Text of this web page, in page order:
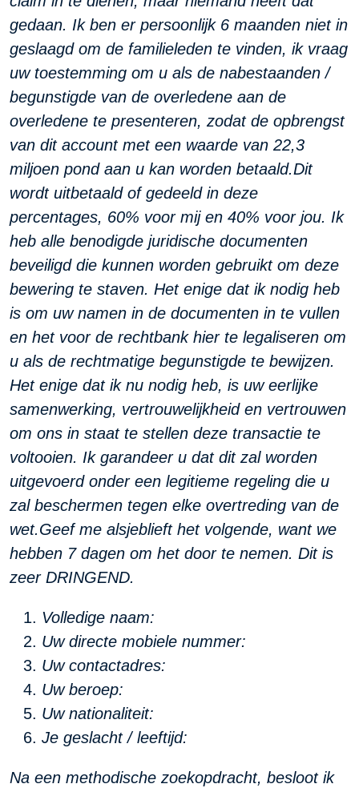
gedaan. Ik ben er persoonlijk 6 maanden niet in
geslaagd om de familieleden te vinden, ik vraag
uw toestemming om u als de nabestaanden /
begunstigde van de overledene aan de
overledene te presenteren, zodat de opbrengst
van dit account met een waarde van 22,3
miljoen pond aan u kan worden betaald.Dit
wordt uitbetaald of gedeeld in deze
percentages, 60% voor mij en 40% voor jou. Ik
heb alle benodigde juridische documenten
beveiligd die kunnen worden gebruikt om deze
bewering te staven. Het enige dat ik nodig heb
is om uw namen in de documenten in te vullen
en het voor de rechtbank hier te legaliseren om
u als de rechtmatige begunstigde te bewijzen.
Het enige dat ik nu nodig heb, is uw eerlijke
samenwerking, vertrouwelijkheid en vertrouwen
om ons in staat te stellen deze transactie te
voltooien. Ik garandeer u dat dit zal worden
uitgevoerd onder een legitieme regeling die u
zal beschermen tegen elke overtreding van de
wet.Geef me alsjeblieft het volgende, want we
hebben 7 dagen om het door te nemen. Dit is
zeer DRINGEND.
Volledige naam:
Uw directe mobiele nummer:
Uw contactadres:
Uw beroep:
Uw nationaliteit:
Je geslacht / leeftijd:
Na een methodische zoekopdracht, besloot ik